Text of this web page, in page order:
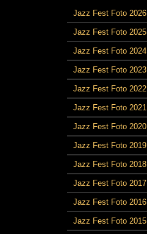
Jazz Fest Foto 2026
Jazz Fest Foto 2025
Jazz Fest Foto 2024
Jazz Fest Foto 2023
Jazz Fest Foto 2022
Jazz Fest Foto 2021
Jazz Fest Foto 2020
Jazz Fest Foto 2019
Jazz Fest Foto 2018
Jazz Fest Foto 2017
Jazz Fest Foto 2016
Jazz Fest Foto 2015